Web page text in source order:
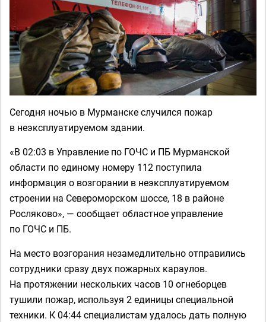
Сегодня ночью в Мурманске случился пожар
в неэксплуатируемом здании.
«В 02:03 в Управление по ГОЧС и ПБ Мурманской
области по единому номеру 112 поступила
информация о возгорании в неэксплуатируемом
строении на Североморском шоссе, 18 в районе
Росляково», — сообщает областное управление
по ГОЧС и ПБ.
На место возгорания незамедлительно отправились
сотрудники сразу двух пожарных караулов.
На протяжении нескольких часов 10 огнеборцев
тушили пожар, используя 2 единицы специальной
техники. К 04:44 специалистам удалось дать полную